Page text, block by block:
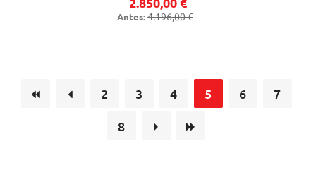
Antes:4.196,00 €
2 3 4 5 6
7
8